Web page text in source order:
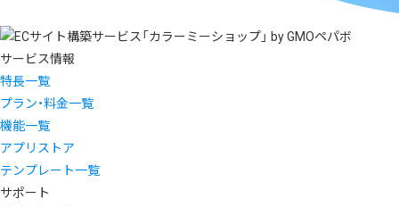
サービス情報
特長一覧
プラン・料金一覧
機能一覧
アプリストア
テンプレート一覧
サポート